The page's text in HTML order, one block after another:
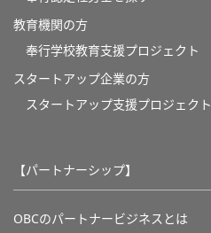
教育機関の方
奉⾏学校教育⽀援プロジェクト
スタートアップ企業の方
スタートアップ支援プロジェクト
【パートナーシップ】
OBCのパートナービジネスとは